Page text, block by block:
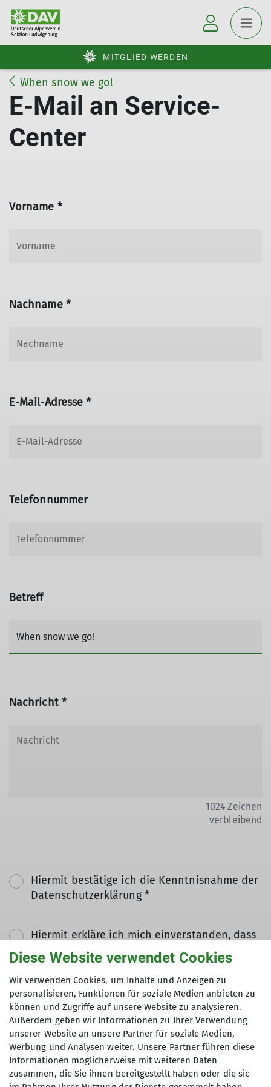
MITGLIED WERDEN
When snow we go!
E-Mail an Service-
Center
Vorname *
Nachname *
E-Mail-Adresse *
Telefonnummer
Betreff
Nachricht *
1024 Zeichen
verbleibend
Hiermit bestätige ich die Kenntnisnahme der
Datenschutzerklärung *
Hiermit erkläre ich mich einverstanden, dass
meine in das Kontaktformular eingegebenen
Daten elektronisch gesichert und zum Zweck
der Kontaktaufnahme verarbeitet und
genutzt werden. Mir ist bekannt, dass ich
meine Einwilligung jederzeit wiederrufen
kann. *
Mit (*) markierte Felder
sind Pflichtfelder
Absenden
Diese Website verwendet Cookies
Wir verwenden Cookies, um Inhalte und Anzeigen zu
personalisieren, Funktionen für soziale Medien anbieten zu
können und Zugriffe auf unsere Website zu analysieren.
Außerdem geben wir Informationen zu Ihrer Verwendung
unserer Website an unsere Partner für soziale Medien,
Werbung und Analysen weiter. Unsere Partner führen diese
Informationen möglicherweise mit weiteren Daten
zusammen, die Sie ihnen bereitgestellt haben oder die sie